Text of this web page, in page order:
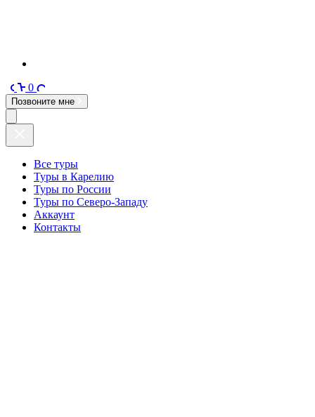
0
Позвоните мне
Все туры
Туры в Карелию
Туры по России
Туры по Северо-Западу
Аккаунт
Контакты